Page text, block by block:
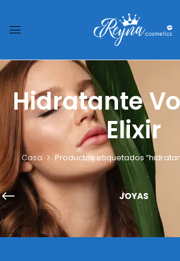
Hidratante
Elixir
Casa Productos etiquetados
JOYAS